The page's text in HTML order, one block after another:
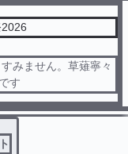
みません。草薙寧々
す